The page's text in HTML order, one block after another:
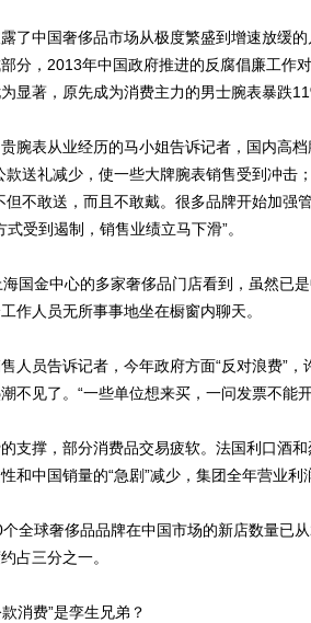
中国奢侈品市场从极度繁盛到增速放缓的
分，2013年中国政府推进的反腐倡廉工作
显著，原先成为消费主力的男士腕表暴跌
表从业经历的马小姐告诉记者，国内高档
款送礼减少，使一些大牌腕表销售受到冲击
但不敢送，而且不敢戴。很多品牌开始加强
式受到遏制，销售业绩立马下滑”。
金中心的多家奢侈品门店看到，虽然已是
作人员无所事事地坐在橱窗内聊天。
员告诉记者，今年政府方面“反对浪费”，
不见了。“一些单位想来买，一问发票不能
撑，部分消费品交易疲软。法国利口酒和
和中国销量的“急剧”减少，集团全年营业利
球奢侈品品牌在中国市场的新店数量已
占三分之一。
消费”是孪生兄弟？